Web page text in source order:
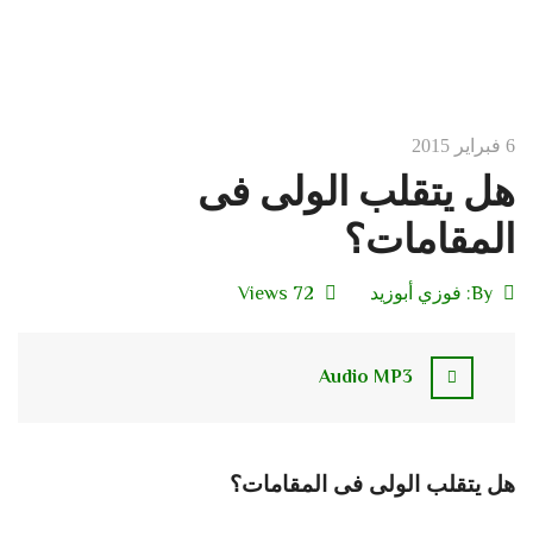
6 فبراير 2015
هل يتقلب الولى فى
المقامات؟
By: فوزي أبوزيد 72 Views
Audio MP3
هل يتقلب الولى فى المقامات؟